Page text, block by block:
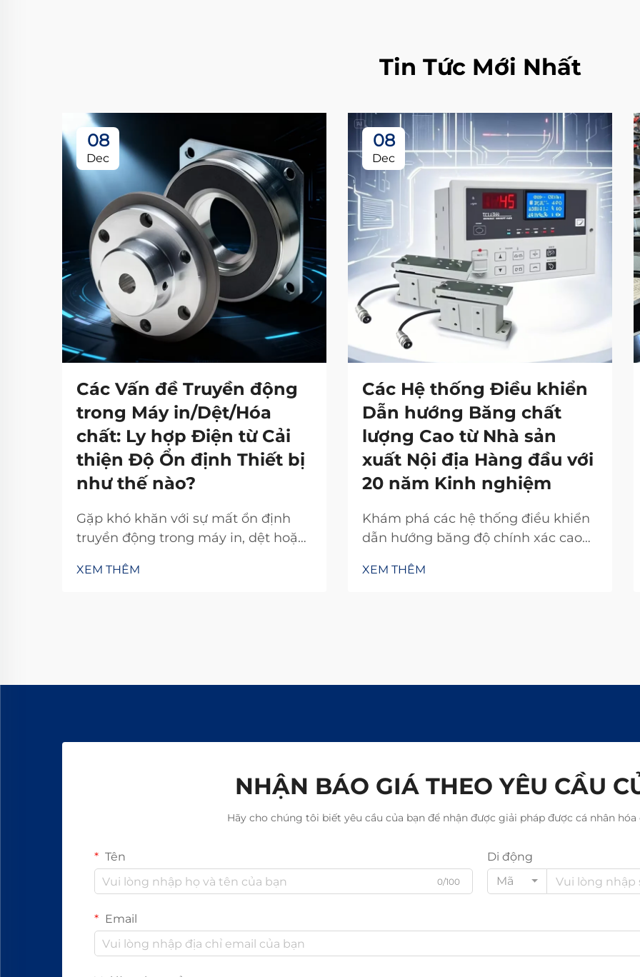
Tin Tức Mới Nhất
08
Dec
Các Vấn đề Truyền động
trong Máy in/Dệt/Hóa
chất: Ly hợp Điện từ Cải
thiện Độ Ổn định Thiết bị
như thế nào?
Gặp khó khăn với sự mất ổn định
truyền động trong máy in, dệt hoặc
bỏ hiện tượng trượt, tăng năng suất
XEM THÊM
08
Dec
Các Hệ thống Điều khiển
Dẫn hướng Băng chất
lượng Cao từ Nhà sản
xuất Nội địa Hàng đầu với
20 năm Kinh nghiệm
Khám phá các hệ thống điều khiển
dẫn hướng băng độ chính xác cao
năm kinh nghiệm nghiên cứu và
XEM THÊM
NHẬN BÁO GIÁ THEO YÊU CẦU
Hãy cho chúng tôi biết yêu cầu của bạn để nhận được giải pháp được cá nhân hóa
Tên
0/100
Di động
Mã
Email